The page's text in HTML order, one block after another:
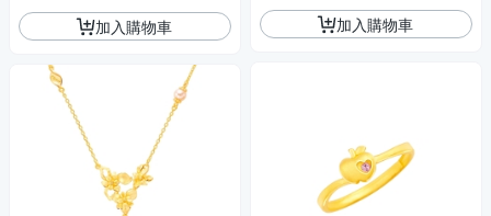
加入購物車 加入購物車